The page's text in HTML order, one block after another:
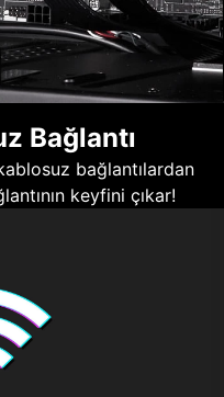
Bağlantı
bağlantılardan
keyfini çıkar!